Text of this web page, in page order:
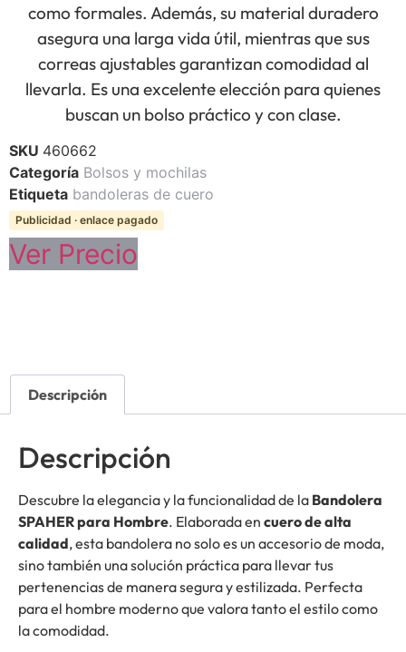
como formales. Además, su material duradero
asegura una larga vida útil, mientras que sus
correas ajustables garantizan comodidad al
llevarla. Es una excelente elección para quienes
buscan un bolso práctico y con clase.
SKU 460662
Categoría Bolsos y mochilas
Etiqueta bandoleras de cuero
Publicidad · enlace pagado
Ver Precio
Descripción
Descripción
Descubre la elegancia y la funcionalidad de la Bandolera
SPAHER para Hombre. Elaborada en cuero de alta
calidad, esta bandolera no solo es un accesorio de moda,
sino también una solución práctica para llevar tus
pertenencias de manera segura y estilizada. Perfecta
para el hombre moderno que valora tanto el estilo como
la comodidad.